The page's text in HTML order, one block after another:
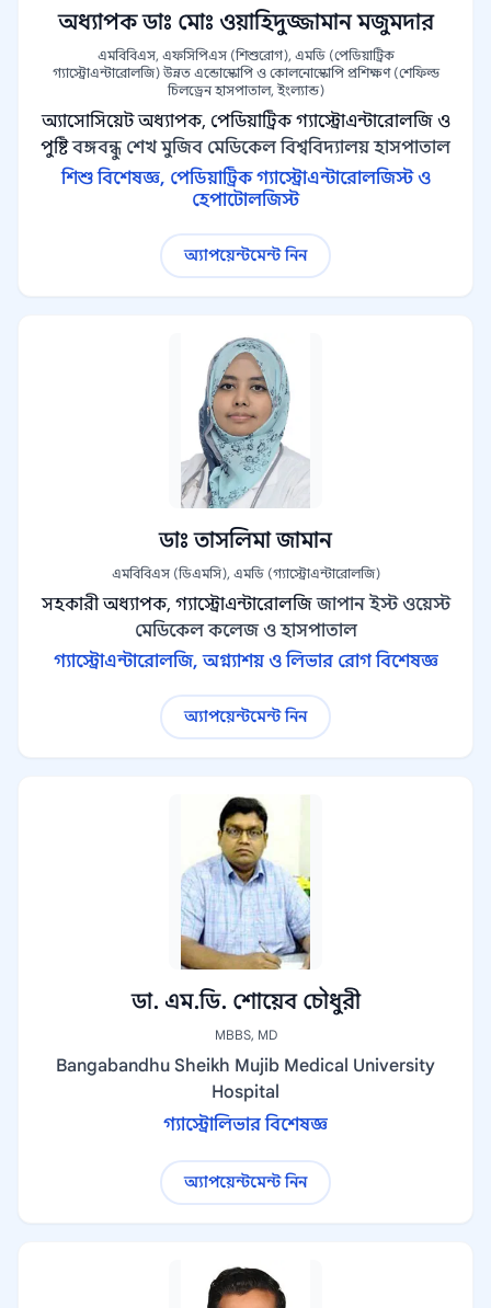
অধ্যাপক ডাঃ মোঃ ওয়াহিদুজ্জামান মজুমদার
এমবিবিএস, এফসিপিএস (শিশুরোগ), এমডি (পেডিয়াট্রিক
গ্যাস্ট্রোএন্টারোলজি) উন্নত এন্ডোস্কোপি ও কোলনোস্কোপি প্রশিক্ষণ (শেফিল্ড
চিলড্রেন হাসপাতাল, ইংল্যান্ড)
অ্যাসোসিয়েট অধ্যাপক, পেডিয়াট্রিক গ্যাস্ট্রোএন্টারোলজি ও
পুষ্টি বঙ্গবন্ধু শেখ মুজিব মেডিকেল বিশ্ববিদ্যালয় হাসপাতাল
শিশু বিশেষজ্ঞ, পেডিয়াট্রিক গ্যাস্ট্রোএন্টারোলজিস্ট ও
হেপাটোলজিস্ট
অ্যাপয়েন্টমেন্ট নিন
ডাঃ তাসলিমা জামান
এমবিবিএস (ডিএমসি), এমডি (গ্যাস্ট্রোএন্টারোলজি)
সহকারী অধ্যাপক, গ্যাস্ট্রোএন্টারোলজি জাপান ইস্ট ওয়েস্ট
মেডিকেল কলেজ ও হাসপাতাল
গ্যাস্ট্রোএন্টারোলজি, অগ্ন্যাশয় ও লিভার রোগ বিশেষজ্ঞ
অ্যাপয়েন্টমেন্ট নিন
ডা. এম.ডি. শোয়েব চৌধুরী
MBBS, MD
Bangabandhu Sheikh Mujib Medical University
Hospital
গ্যাস্ট্রোলিভার বিশেষজ্ঞ
অ্যাপয়েন্টমেন্ট নিন